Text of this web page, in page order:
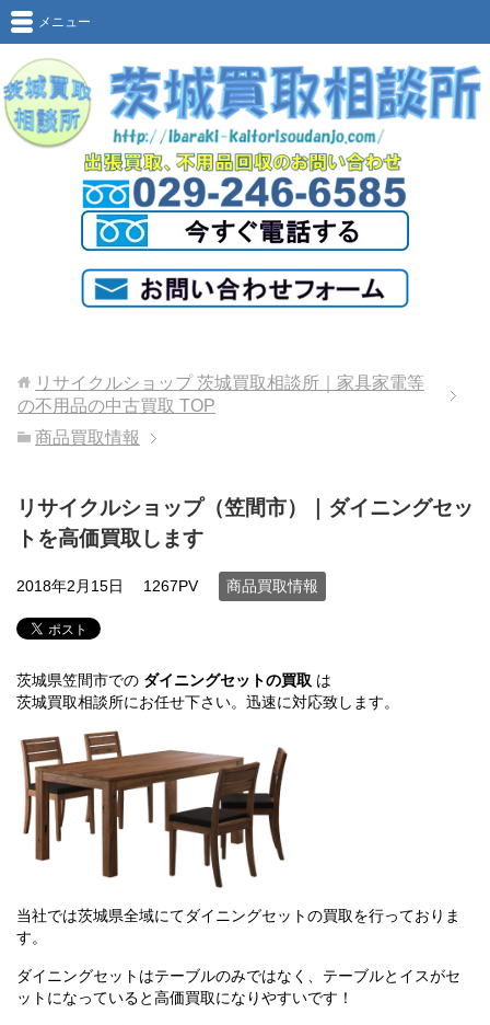
メニュー
リサイクルショップ 茨城買取相談所｜家具家電等
の不用品の中古買取 TOP
商品買取情報
リサイクルショップ（笠間市）｜ダイニングセッ
トを高価買取します
2018年2月15日 1267PV 商品買取情報
茨城県笠間市での ダイニングセットの買取 は
茨城買取相談所にお任せ下さい。迅速に対応致します。
当社では茨城県全域にてダイニングセットの買取を行っておりま
す。
ダイニングセットはテーブルのみではなく、テーブルとイスがセ
ットになっていると高価買取になりやすいです！